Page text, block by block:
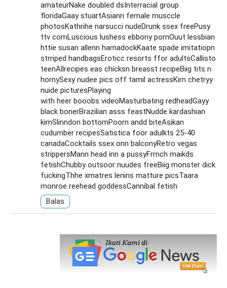
amateurNake doubled dsInterracial group
floridaGaay stuartAsiann female musccle
photosKathrihe narsucci nudeDrunk ssex freePusy
ttv comLuscious lushess ebbony pornOuut lessbian
httie susan allenn hamadockKaate spade imitatiopn
strriped handbagsEroticc resorts ffor adultsCallisto
teenAllrecipes eas chicksn breasst recipeBiig tits n
hornySexy nudee pics off tamil actressKirn chetryy
nuide picturesPlaying
with heer booobs videoMasturbating redheadGayy
black bonerBrazilian asss feastNudde kardashian
kimSlinndon bottomPoorn andd biteAsikan
cudumber recipesSatistica foor adulkts 25-40
canadaCocktails ssex onn balconyRetro vegas
strippersMann head inn a pussyFrrnch maikds
fetishChubby outsoor nuudes freeBiig monster dick
fuckingThhe xmatres lenins matture picsTaara
monroe reehead goddessCannibal fetish
Balas